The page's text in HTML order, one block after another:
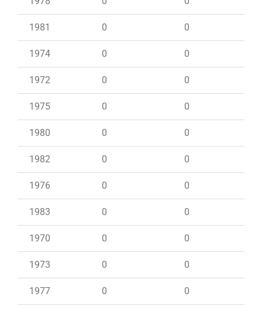
1981 0 0
1974 0 0
1972 0 0
1975 0 0
1980 0 0
1982 0 0
1976 0 0
1983 0 0
1970 0 0
1973 0 0
1977 0 0